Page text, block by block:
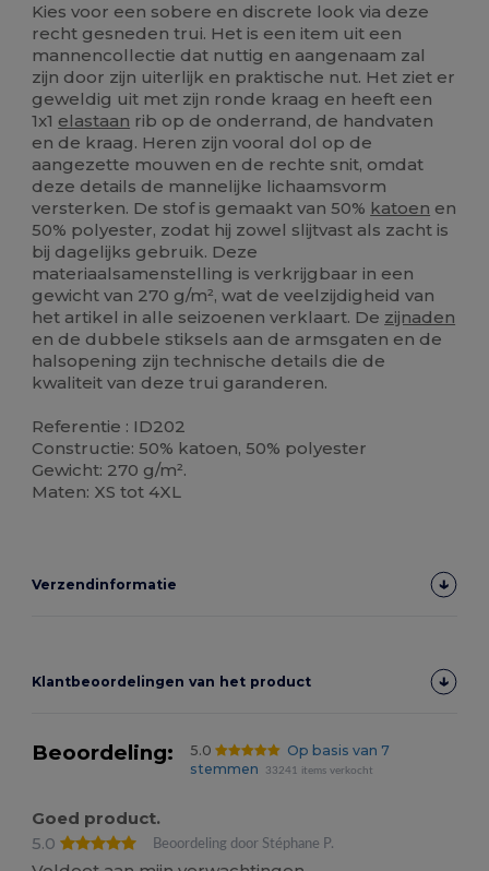
Kies voor een sobere en discrete look via deze
recht gesneden trui. Het is een item uit een
mannencollectie dat nuttig en aangenaam zal
zijn door zijn uiterlijk en praktische nut. Het ziet er
geweldig uit met zijn ronde kraag en heeft een
1x1 elastaan rib op de onderrand, de handvaten
en de kraag. Heren zijn vooral dol op de
aangezette mouwen en de rechte snit, omdat
deze details de mannelijke lichaamsvorm
versterken. De stof is gemaakt van 50% katoen en
50% polyester, zodat hij zowel slijtvast als zacht is
bij dagelijks gebruik. Deze
materiaalsamenstelling is verkrijgbaar in een
gewicht van 270 g/m², wat de veelzijdigheid van
het artikel in alle seizoenen verklaart. De zijnaden
en de dubbele stiksels aan de armsgaten en de
halsopening zijn technische details die de
kwaliteit van deze trui garanderen.
Referentie : ID202
Constructie: 50% katoen, 50% polyester
Gewicht: 270 g/m².
Maten: XS tot 4XL
Verzendinformatie
Klantbeoordelingen van het product
Beoordeling: 5.0
Op basis van 7
stemmen
33241 items verkocht
Goed product.
5.0
Beoordeling door Stéphane P.